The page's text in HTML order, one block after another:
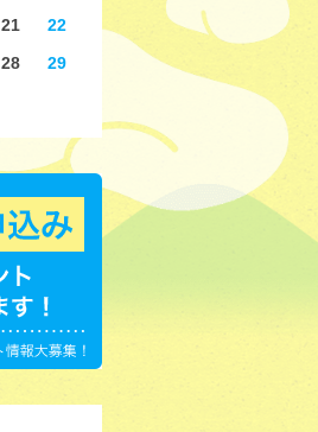
21
22
28
29